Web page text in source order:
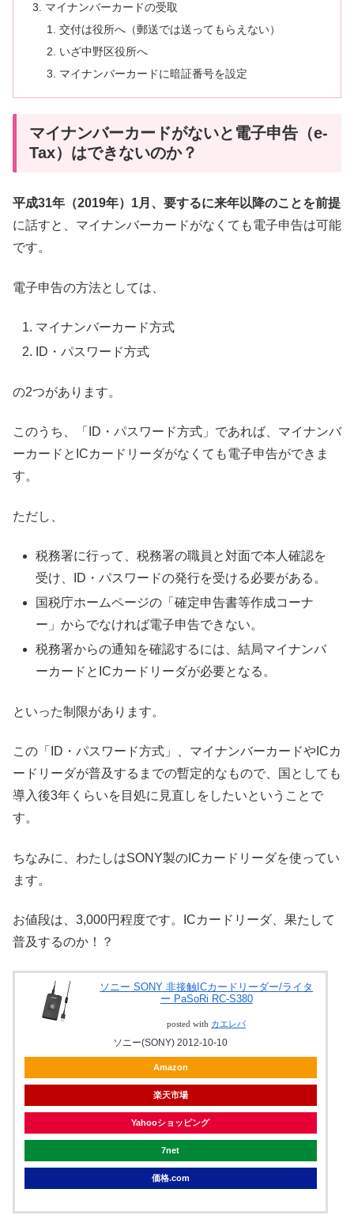
マイナンバーカードの受取
交付は役所へ（郵送では送ってもらえない）
いざ中野区役所へ
マイナンバーカードに暗証番号を設定
マイナンバーカードがないと電子申告（e-
Tax）はできないのか？
平成31年（2019年）1月、要するに来年以降のことを前提
に話すと、マイナンバーカードがなくても電子申告は可能
です。
電子申告の方法としては、
マイナンバーカード方式
ID・パスワード方式
の2つがあります。
このうち、「ID・パスワード方式」であれば、マイナンバ
ーカードとICカードリーダがなくても電子申告ができま
す。
ただし、
税務署に行って、税務署の職員と対面で本人確認を
受け、ID・パスワードの発行を受ける必要がある。
国税庁ホームページの「確定申告書等作成コーナ
ー」からでなければ電子申告できない。
税務署からの通知を確認するには、結局マイナンバ
ーカードとICカードリーダが必要となる。
といった制限があります。
この「ID・パスワード方式」、マイナンバーカードやICカ
ードリーダが普及するまでの暫定的なもので、国としても
導入後3年くらいを目処に見直しをしたいということで
す。
ちなみに、わたしはSONY製のICカードリーダを使ってい
ます。
お値段は、3,000円程度です。ICカードリーダ、果たして
普及するのか！？
ソニー SONY 非接触ICカードリーダー/ライタ
ー PaSoRi RC-S380
posted with カエレバ
ソニー(SONY) 2012-10-10
Amazon
楽天市場
Yahooショッピング
7net
価格.com